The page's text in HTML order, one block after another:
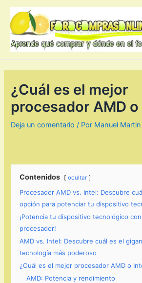
contenido
¿Cuál es el mejor
procesador AMD
Deja un comentario / Por Manuel Martin
Contenidos ocultar
Procesador AMD vs. Intel: Descubre
opción para potenciar tu dispositivo
¡Potencia tu dispositivo tecnológico
procesador!
AMD vs. Intel: Descubre cuál es el
tecnología más poderoso
¿Cuál es el mejor procesador AMD o
AMD: Potencia y rendimiento